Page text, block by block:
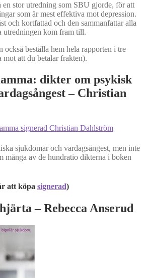
en stor utredning som SBU gjorde, för att
som är mest effektiva mot depression.
och kortfattad och den sammanfattar alla
utredningen kom fram till.
också beställa hem hela rapporten i tre
mot att du betalar frakten).
dikter om psykisk
– Christian
sjukdomar och vardagsångest, men inte
många av de hundratio dikterna i boken
att köpa signerad)
– Rebecca Anserud